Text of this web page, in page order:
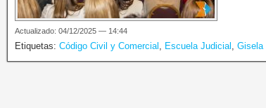
Actualizado: 04/12/2025 — 14:44
Etiquetas: Código Civil y Comercial , Escuela Judicial , Gisela